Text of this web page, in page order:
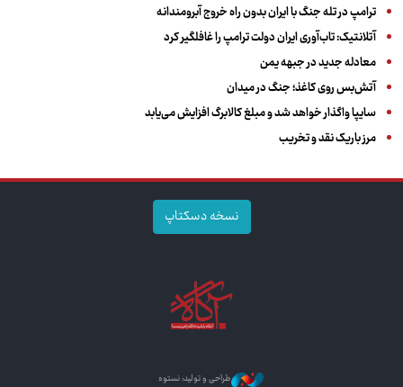
ترامپ در تله جنگ با ایران بدون راه خروج آبرومندانه
آتلانتیک: تاب‌آوری ایران دولت ترامپ را غافلگیر کرد
معادله جدید در جبهه یمن
آتش‌بس روی کاغذ؛ جنگ در میدان
سایپا واگذار خواهد شد و مبلغ کالابرگ افزایش می‌یابد
مرز باریک نقد و تخریب
نسخه دسکتاپ
طراحی و تولید: نستوه